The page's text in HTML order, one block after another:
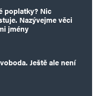
poplatky? Nic
Nazývejme věci
jmény
Ještě ale není